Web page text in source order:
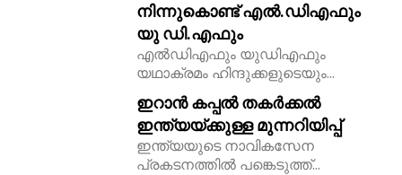
നിന്നുകൊണ്ട് എൽ.ഡിഎഫും
യു ഡി.എഫും
എൽഡിഎഫും യുഡിഎഫും
യഥാക്രമം ഹിന്ദുക്കളുടെയും...
ഇറാൻ കപ്പൽ തകർക്കൽ
ഇന്ത്യയ്ക്കുള്ള മുന്നറിയിപ്പ്
ഇന്ത്യയുടെ നാവികസേന
പ്രകടനത്തിൽ പങ്കെടുത്ത്...